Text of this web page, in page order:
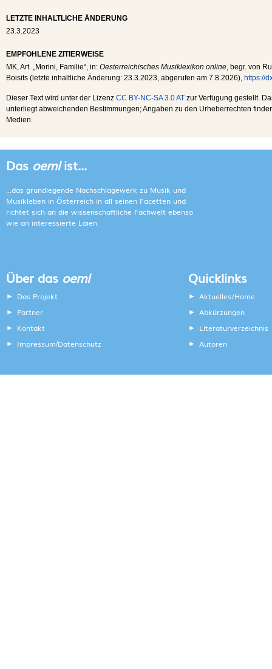
LETZTE INHALTLICHE ÄNDERUNG
23.3.2023
EMPFOHLENE ZITIERWEISE
MK , Art. „Morini, Familie“, in: Oesterreichisches Musiklexikon online , begr. von
Boisits (letzte inhaltliche Änderung: 23.3.2023 , abgerufen am 7.8.2026), https://
Dieser Text wird unter der Lizenz CC BY-NC-SA 3.0 AT zur Verfügung gestellt.
unterliegt abweichenden Bestimmungen; Angaben zu den Urheberrechten
Medien.
Das oemlist...
...das grundlegende Nachschlagewerk zu Musik und
Musikleben in Österreich in all seinen Facetten und
richtet sich an die wissenschaftliche Fachwelt ebenso
wie an interessierte Laien.
Über das oeml
Das Projekt
Partner
Kontakt
Impressum/Datenschutz
Quicklinks
Aktuelles/Home
Abkürzungen
Literaturverzeichnis
Autoren